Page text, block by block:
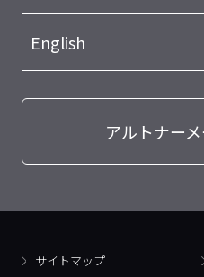
English
アルトナー
サイトマップ